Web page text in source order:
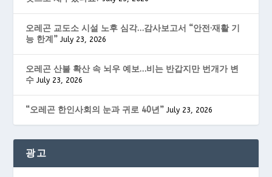
오레곤 교도소 시설 노후 심각…감사보고서 “안전·재활 기
능 한계” July 23, 2026
오레곤 산불 확산 속 뇌우 예보…비는 반갑지만 번개가 변
수 July 23, 2026
“오레곤 한인사회의 눈과 귀로 40년” July 23, 2026
광고